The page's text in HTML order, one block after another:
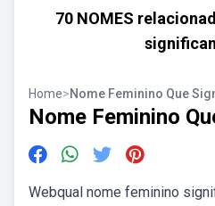
70 NOMES
Home>Nome Feminino Que
Nome Feminino
Webqual nome feminino